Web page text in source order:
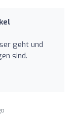
geht und
sind.